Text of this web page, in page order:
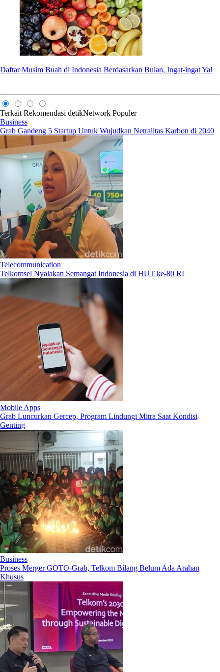
Daftar Musim Buah di Indonesia Berdasarkan Bulan, Ingat-ingat Ya!
Terkait Rekomendasi detikNetwork Populer
Business
Grab Gandeng 5 Startup Untuk Wujudkan Netralitas Karbon di 2040
Telecommunication
Telkomsel Nyalakan Semangat Indonesia di HUT ke-80 RI
Mobile Apps
Grab Luncurkan Gercep, Program Lindungi Mitra Saat Kondisi
Genting
Business
Proses Merger GOTO-Grab, Telkom Bilang Belum Ada Arahan
Khusus